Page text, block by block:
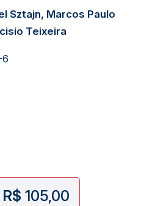
Sztajn, Marcos Paulo
Teixeira
R$105,00